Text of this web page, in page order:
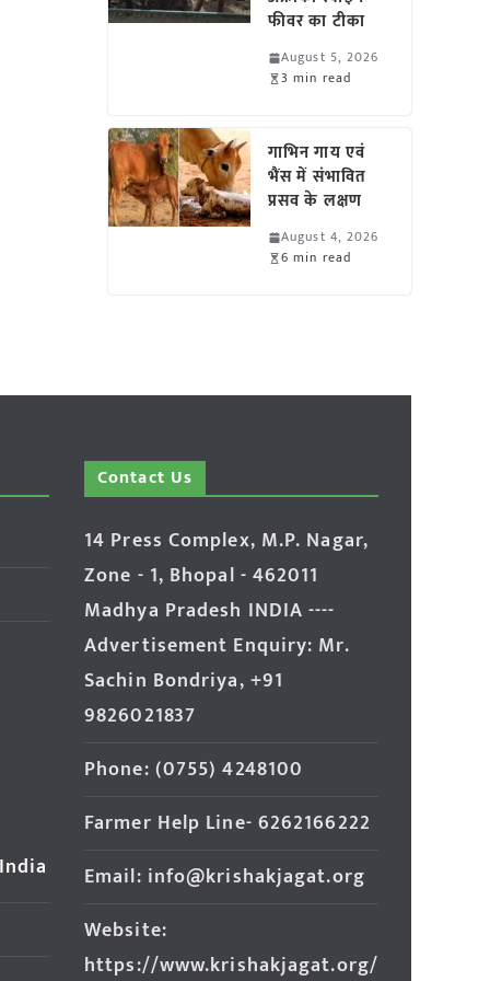
फीवर का टीका
August 5, 2026
3 min read
गाभिन गाय एवं
भैंस में संभावित
प्रसव के लक्षण
August 4, 2026
6 min read
Contact Us
14 Press Complex, M.P. Nagar,
Zone - 1, Bhopal - 462011
Madhya Pradesh INDIA ----
Advertisement Enquiry: Mr.
Sachin Bondriya, +91
9826021837
Phone: (0755) 4248100
Farmer Help Line- 6262166222
Email: info@krishakjagat.org
Website:
https://www.krishakjagat.org/